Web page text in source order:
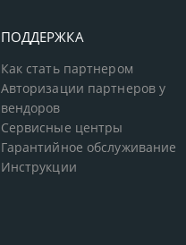
ПОДДЕРЖКА
Как стать партнером
Авторизации партнеров у
вендоров
Сервисные центры
Гарантийное обслуживание
Инструкции